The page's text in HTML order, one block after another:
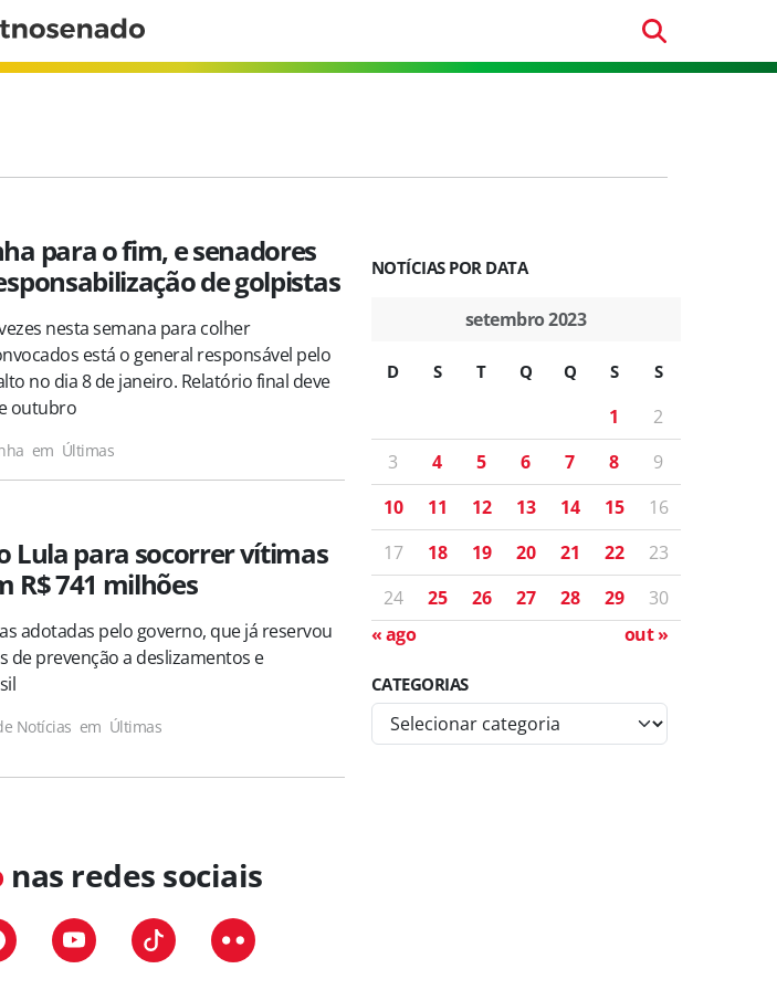
para o fim, e senadores
de golpistas
nesta semana para colher
está o general responsável pelo
no dia 8 de janeiro. Relatório final deve
outubro
em Últimas
Lula para socorrer vítimas
R$ 741 milhões
adotadas pelo governo, que já reservou
de prevenção a deslizamentos e
Notícias em Últimas
NOTÍCIAS POR DATA
setembro 2023
D S T Q Q S S
1
2
3
4 5 6 7 8
9
10
11 12 13 14 15
16
17
18 19 20 21 22
23
24
25 26 27 28 29
30
« ago
out »
CATEGORIAS
a
nas redes sociais